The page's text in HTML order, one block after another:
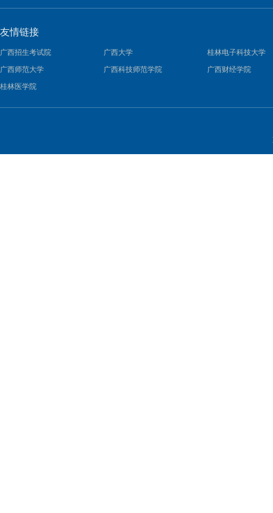
友情链接
广西招生考试院 广西大学
桂林电子科技大学
广西师范大学
广西科技师范学院
广西财经学院
桂林医学院